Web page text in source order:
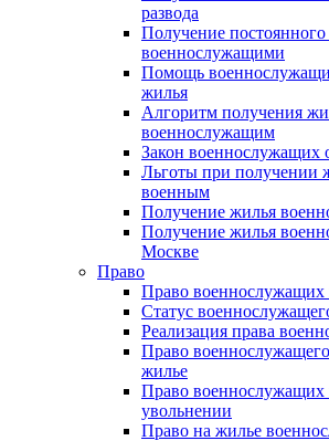
развода
Получение
военнослужащими
Помощь
жилья
Алгоритм получения
военнослужащим
Закон военнослужащих
Льготы при получении
военным
Получение жилья
Получение жилья
Москве
Право
Право военнослужащих
Статус
Реализация права
Право
жилье
Право военнослужащих
увольнении
Право на жилье